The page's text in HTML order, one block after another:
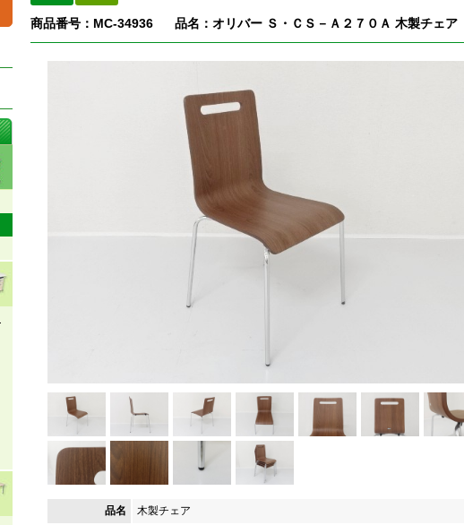
商品番号：MC-34936 品名：オリバー Ｓ・ＣＳ－Ａ２７０Ａ 木製チェア
品名 木製チェア